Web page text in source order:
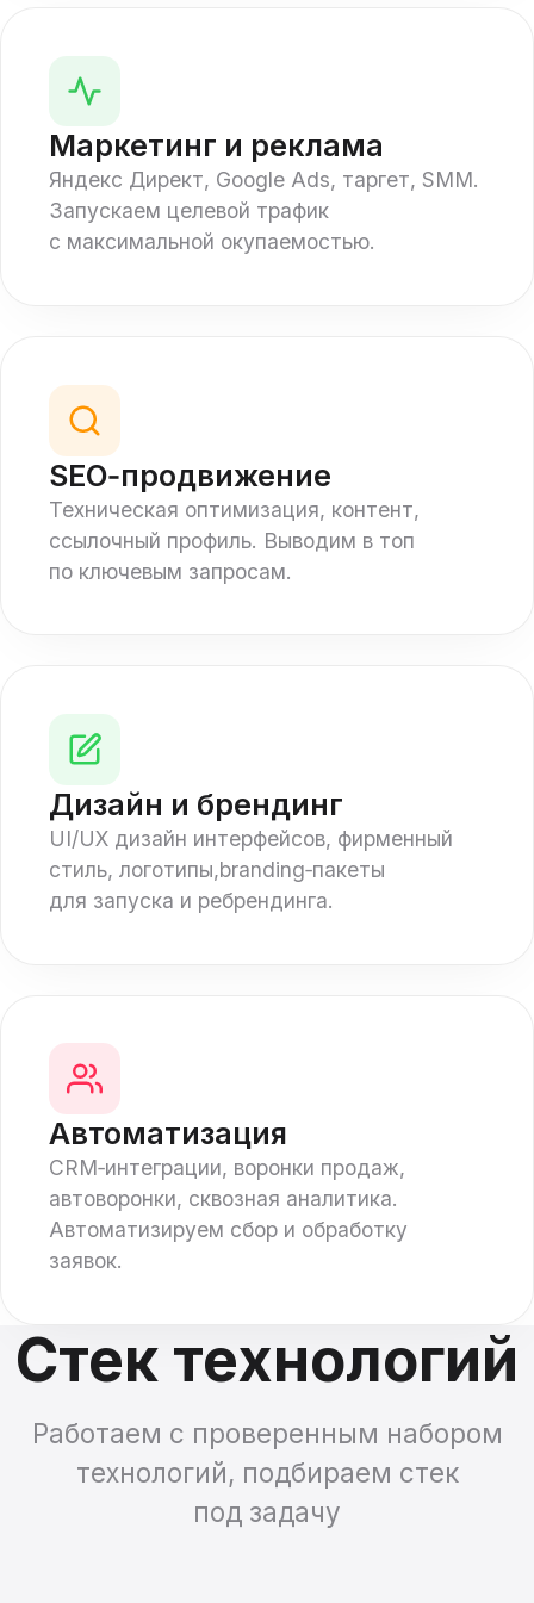
Маркетинг и реклама
Яндекс Директ, Google Ads, таргет, SMM.
Запускаем целевой трафик
с максимальной окупаемостью.
SEO‑продвижение
Техническая оптимизация, контент,
ссылочный профиль. Выводим в топ
по ключевым запросам.
Дизайн и брендинг
UI/UX дизайн интерфейсов, фирменный
стиль, логотипы,branding‑пакеты
для запуска и ребрендинга.
Автоматизация
CRM‑интеграции, воронки продаж,
автоворонки, сквозная аналитика.
Автоматизируем сбор и обработку
заявок.
Стек технологий
Работаем с проверенным набором
технологий, подбираем стек
под задачу